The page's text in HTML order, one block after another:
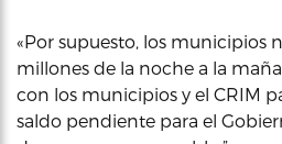
«Por supuesto, los municipios
millones de la noche a la
con los municipios y el CRIM
saldo pendiente para el